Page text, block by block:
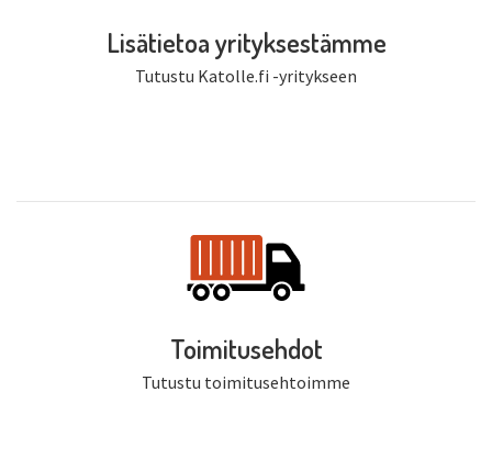
Lisätietoa yrityksestämme
Tutustu Katolle.fi -yritykseen
Toimitusehdot
Tutustu toimitusehtoimme